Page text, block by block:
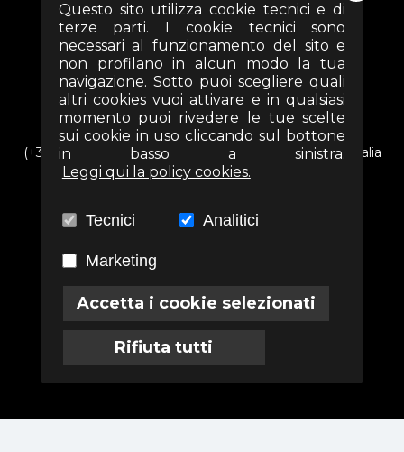
(+39) 06 69352313 - Via Arezzo n. 18 - 00161- Roma - Italia
CF: 97502710581
Privacy Cookies
Powered byLabodi S.r.l.
Questo sito utilizza cookie tecnici e di
terze parti. I cookie tecnici sono
necessari al funzionamento del sito e
non profilano in alcun modo la tua
navigazione. Sotto puoi scegliere quali
altri cookies vuoi attivare e in qualsiasi
momento puoi rivedere le tue scelte
sui cookie in uso cliccando sul bottone
in basso a sinistra.
Leggi qui la policy cookies.
Tecnici Analitici
Marketing
Accetta i cookie selezionati
Rifiuta tutti